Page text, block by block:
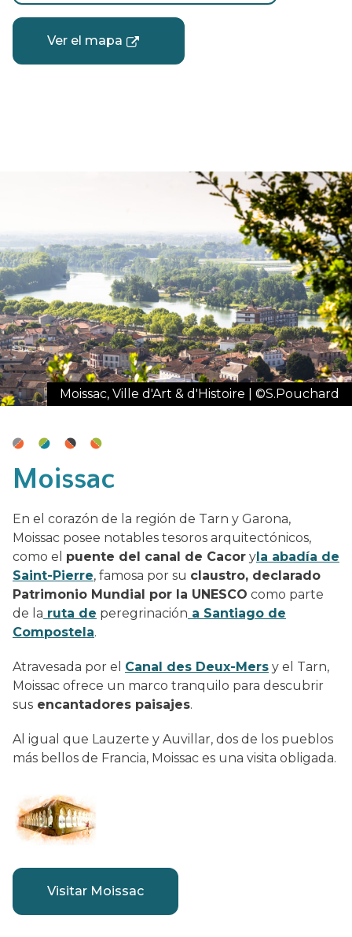
Ver el mapa
Moissac, Ville d'Art & d'Histoire | ©S.Pouchard
Moissac
En el corazón de la región de Tarn y Garona,
Moissac posee notables tesoros arquitectónicos,
como el puente del canal de Cacor yla abadía de
Saint-Pierre, famosa por su claustro, declarado
Patrimonio Mundial por la UNESCO como parte
de la ruta de peregrinación a Santiago de
Compostela.
Atravesada por el Canal des Deux-Mers y el Tarn,
Moissac ofrece un marco tranquilo para descubrir
sus encantadores paisajes.
Al igual que Lauzerte y Auvillar, dos de los pueblos
más bellos de Francia, Moissac es una visita obligada.
Visitar Moissac